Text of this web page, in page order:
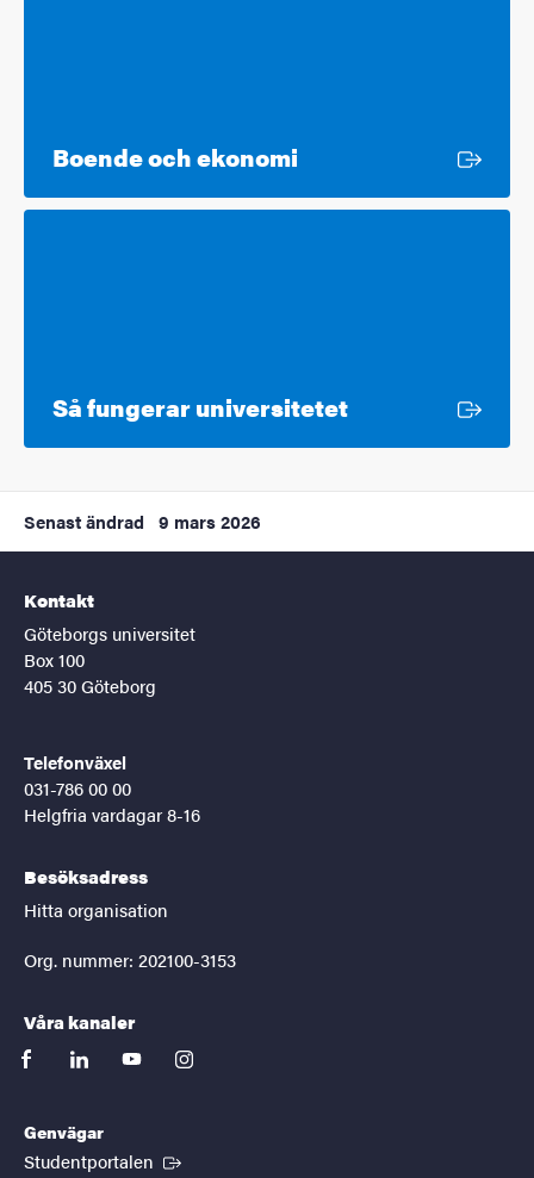
Boende och ekonomi
Så fungerar universitetetExtern länk
Senast ändrad 9 mars 2026
Kontakt
Göteborgs universitet
Box 100
405 30 Göteborg
Telefonväxel
031-786 00 00
Helgfria vardagar 8-16
Besöksadress
Hitta organisation
Org. nummer: 202100-3153
Våra kanaler
facebooklinkedinyoutubeinstagram
Genvägar
Studentportalen (Extern länk)